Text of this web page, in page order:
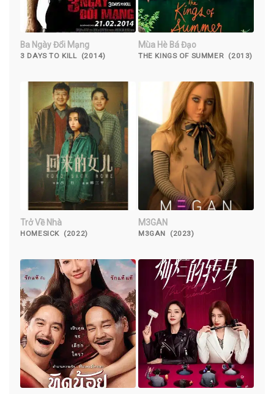
Ba Ngày Đổi Mạng
3 DAYS TO KILL (2014)
Mùa Hè Bá Đạo
THE KINGS OF SUMMER (2013)
Trở Về Nhà
HOMESICK (2022)
M3GAN
M3GAN (2023)